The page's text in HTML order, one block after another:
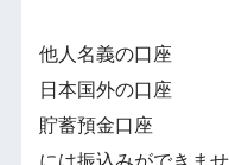
他人名義の口座
日本国外の口座
貯蓄預金口座
には振込みができま